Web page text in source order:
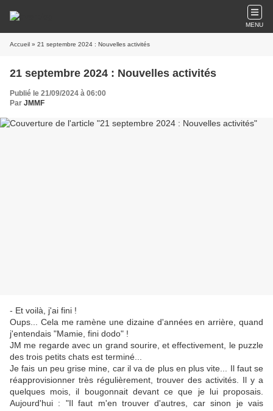
MENU
Accueil » 21 septembre 2024 : Nouvelles activités
21 septembre 2024 : Nouvelles activités
Publié le 21/09/2024 à 06:00
Par JMMF
- Et voilà, j'ai fini !
Oups... Cela me ramène une dizaine d'années en arrière, quand
j'entendais "Mamie, fini dodo" !
JM me regarde avec un grand sourire, et effectivement, le puzzle
des trois petits chats est terminé...
Je fais un peu grise mine, car il va de plus en plus vite... Il faut se
réapprovisionner très régulièrement, trouver des activités. Il y a
quelques mois, il bougonnait devant ce que je lui proposais.
Aujourd'hui : "Il faut m'en trouver d'autres, car sinon je vais